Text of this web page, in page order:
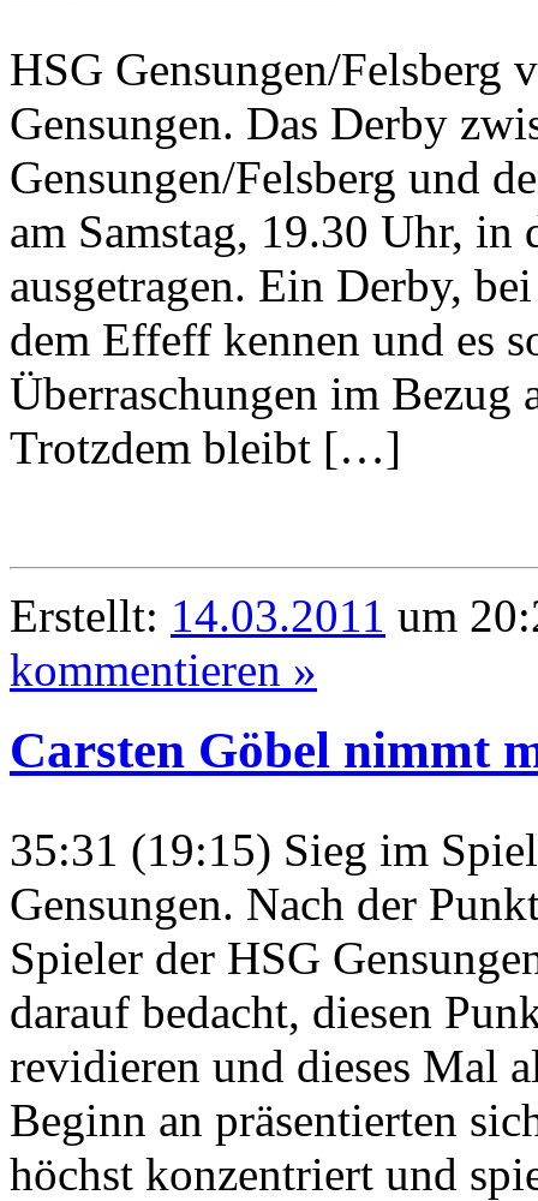
HSG Gensungen/Felsberg
Gensungen. Das Derby
Gensungen/Felsberg und
am Samstag, 19.30 Uhr, in
ausgetragen. Ein Derby,
dem Effeff kennen und es
Überraschungen im
Trotzdem bleibt […]
Erstellt: 14.03.2011 um
kommentieren »
Carsten Göbel nimmt
35:31 (19:15) Sieg im
Gensungen. Nach der
Spieler der HSG
darauf bedacht, diesen
revidieren und dieses Mal
Beginn an präsentierten
höchst konzentriert und